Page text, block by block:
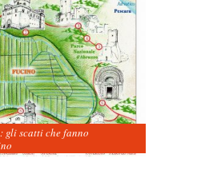
gli scatti che fanno